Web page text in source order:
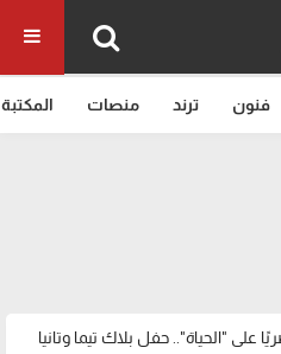
فنون ترند منصات المكتبة
على "الحياة".. حفل بلاك تيما وتانيا